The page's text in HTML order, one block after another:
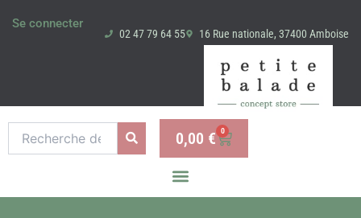
Se connecter
02 47 79 64 55 16 Rue nationale, 37400 Amboise
pour :
0,00 € 0
Panier